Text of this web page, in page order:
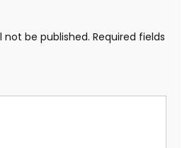
not be published. Required fields